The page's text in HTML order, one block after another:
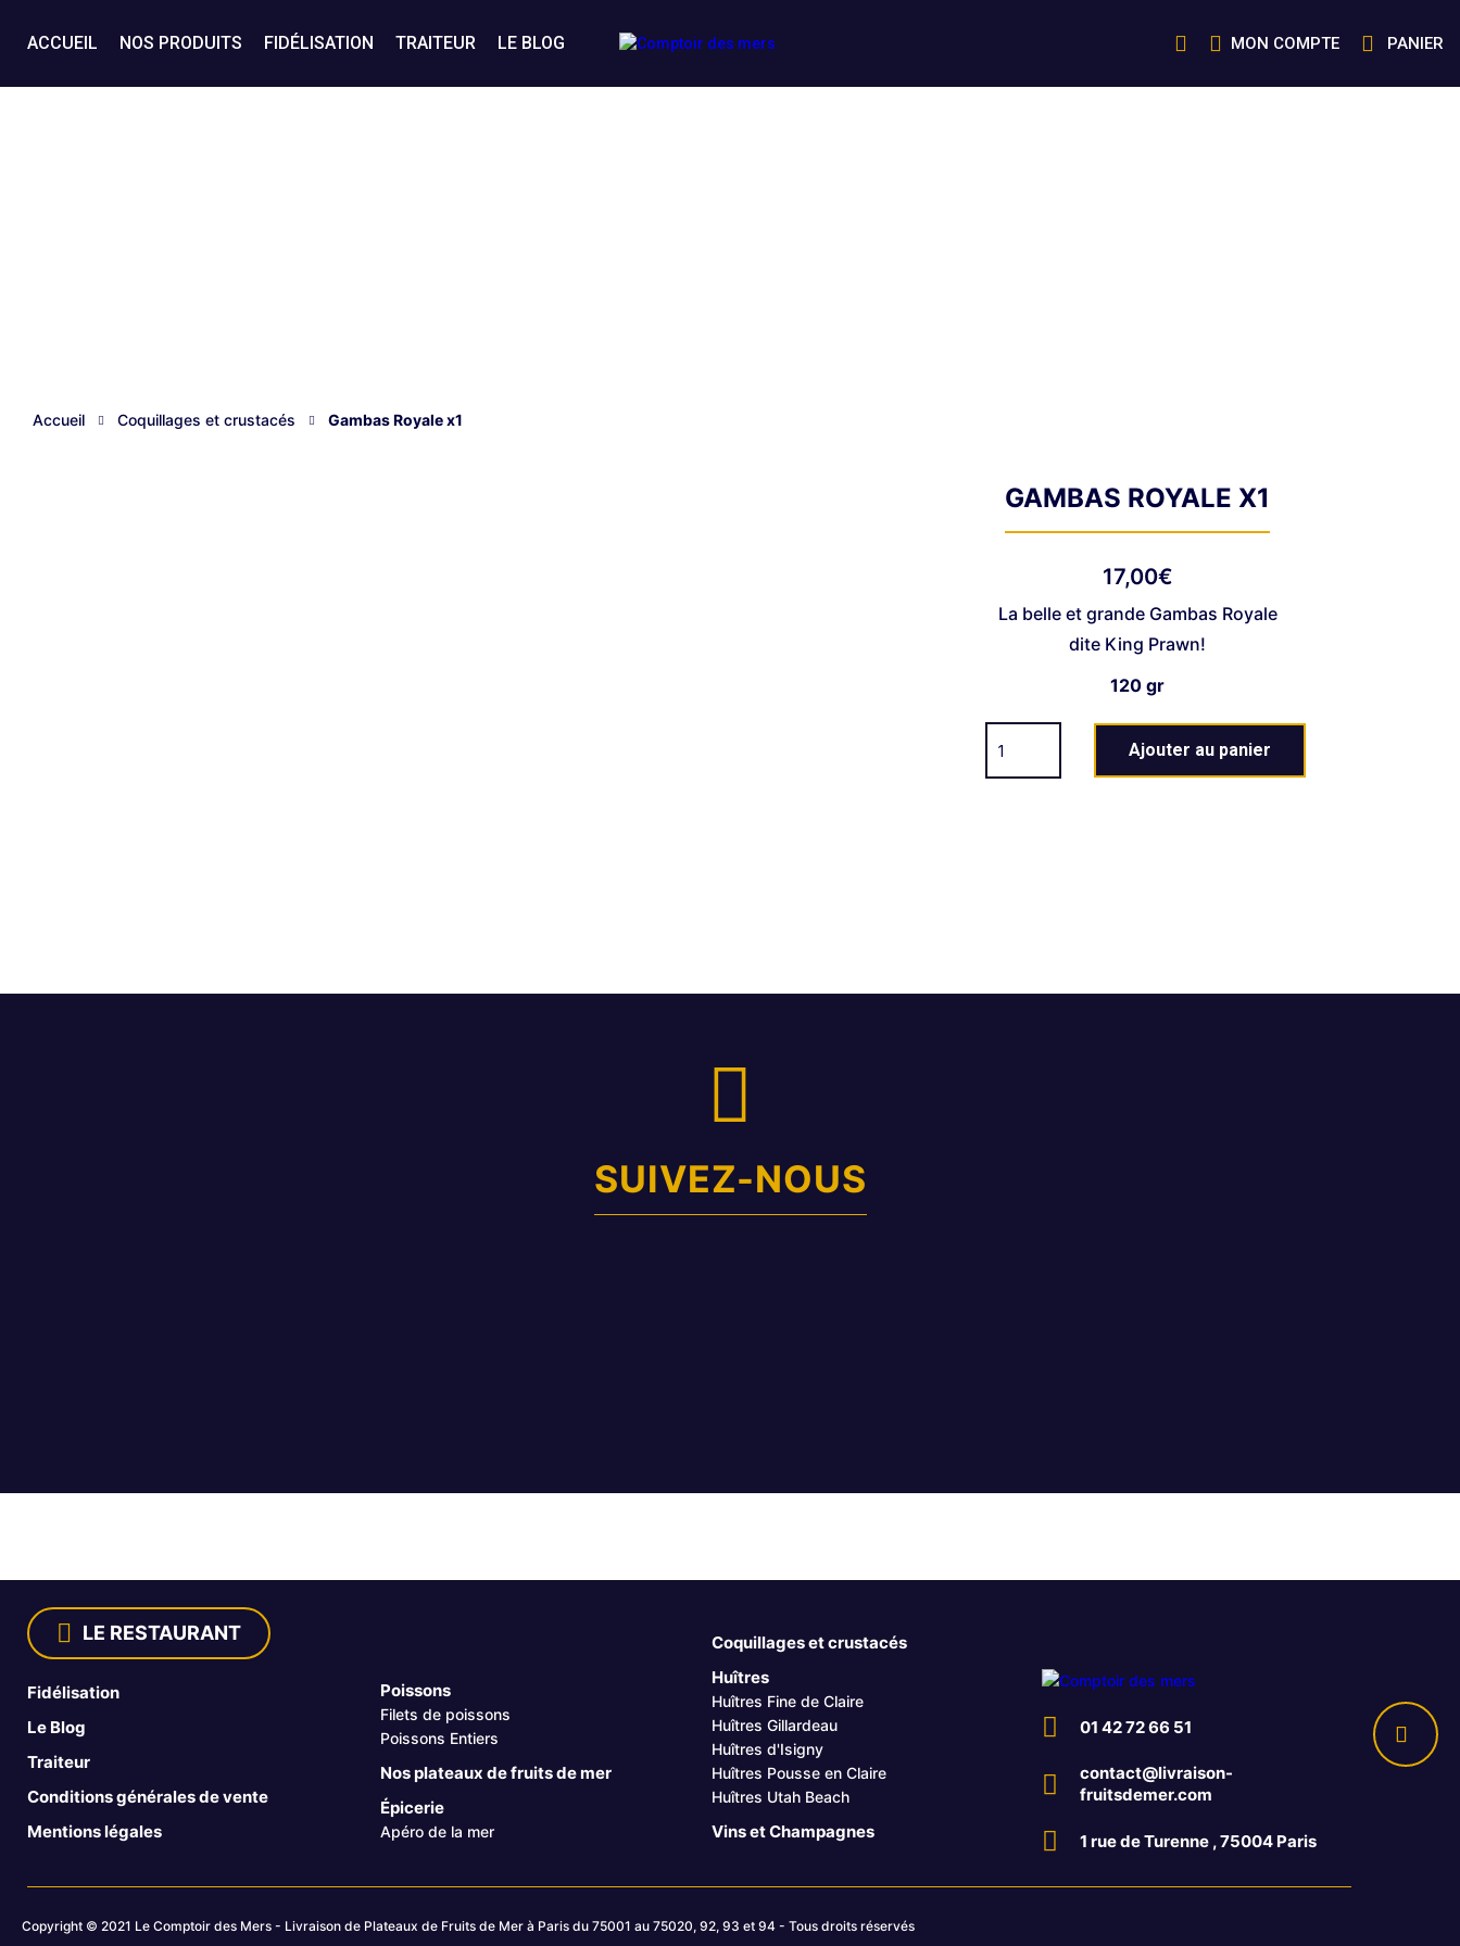
ACCUEIL NOS PRODUITS FIDÉLISATION TRAITEUR LE BLOG MON COMPTE PANIER
Accueil Coquillages et crustacés Gambas Royale x1
GAMBAS ROYALE X1
17,00€
La belle et grande Gambas Royale
dite King Prawn!
120 gr
Ajouter au panier
SUIVEZ-NOUS
LE RESTAURANT
Fidélisation
Le Blog
Traiteur
Conditions générales de vente
Mentions légales
Poissons
Filets de poissons
Poissons Entiers
Nos plateaux de fruits de mer
Épicerie
Apéro de la mer
Coquillages et crustacés
Huîtres
Huîtres Fine de Claire
Huîtres Gillardeau
Huîtres d'Isigny
Huîtres Pousse en Claire
Huîtres Utah Beach
Vins et Champagnes
01 42 72 66 51
contact@livraison-
fruitsdemer.com
1 rue de Turenne , 75004 Paris
Copyright © 2021 Le Comptoir des Mers - Livraison de Plateaux de Fruits de Mer à Paris du 75001 au 75020, 92, 93 et 94 - Tous droits réservés